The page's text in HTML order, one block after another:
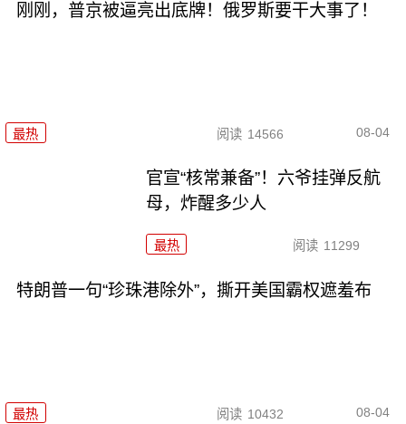
刚刚，普京被逼亮出底牌！俄罗斯要干大事了！
最热 阅读 14566 08-04
官宣“核常兼备”！六爷挂弹反航
母，炸醒多少人
最热 阅读 11299
特朗普一句“珍珠港除外”，撕开美国霸权遮羞布
最热 阅读 10432 08-04